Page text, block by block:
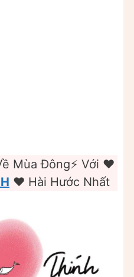
Mùa Đông⚡️ Với ❤️️
❤️️ Hài Hước Nhất